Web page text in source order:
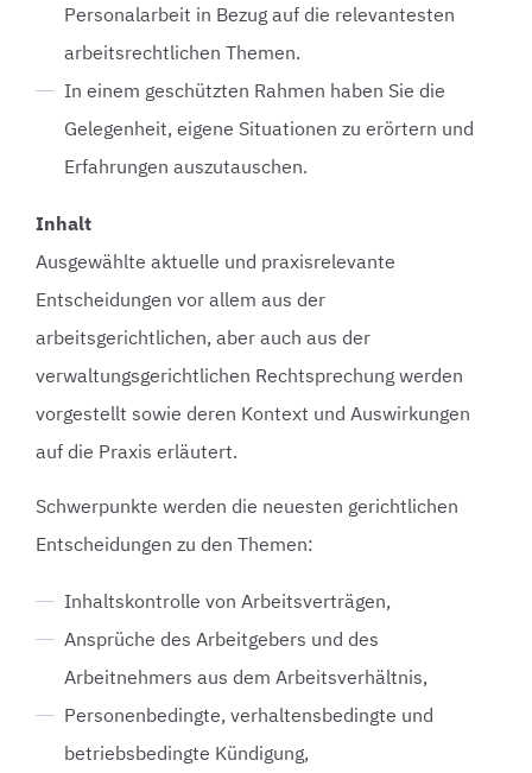
Personalarbeit in Bezug auf die relevantesten
arbeitsrechtlichen Themen.
In einem geschützten Rahmen haben Sie die
Gelegenheit, eigene Situationen zu erörtern und
Erfahrungen auszutauschen.
Inhalt
Ausgewählte aktuelle und praxisrelevante
Entscheidungen vor allem aus der
arbeitsgerichtlichen, aber auch aus der
verwaltungsgerichtlichen Rechtsprechung werden
vorgestellt sowie deren Kontext und Auswirkungen
auf die Praxis erläutert.
Schwerpunkte werden die neuesten gerichtlichen
Entscheidungen zu den Themen:
Inhaltskontrolle von Arbeitsverträgen,
Ansprüche des Arbeitgebers und des
Arbeitnehmers aus dem Arbeitsverhältnis,
Personenbedingte, verhaltensbedingte und
betriebsbedingte Kündigung,